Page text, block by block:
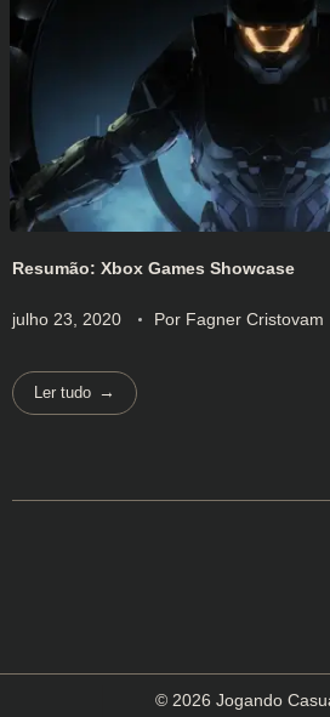
Resumão: Xbox Games Showcase
julho 23, 2020 Por Fagner Cristovam
Ler tudo
© 2026 Jogando